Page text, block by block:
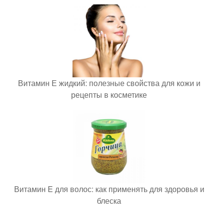
Витамин Е жидкий: полезные свойства для кожи и
рецепты в косметике
Витамин E для волос: как применять для здоровья и
блеска